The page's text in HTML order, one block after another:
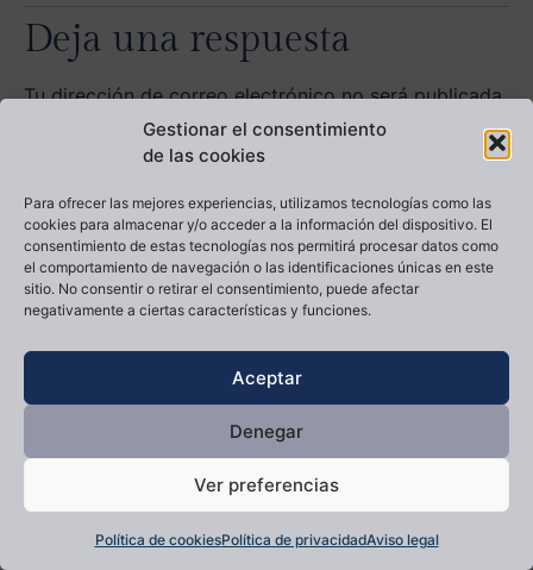
Gestionar el consentimiento
de las cookies
Para ofrecer las mejores experiencias, utilizamos tecnologías como las
cookies para almacenar y/o acceder a la información del dispositivo. El
consentimiento de estas tecnologías nos permitirá procesar datos como
el comportamiento de navegación o las identificaciones únicas en este
sitio. No consentir o retirar el consentimiento, puede afectar
negativamente a ciertas características y funciones.
Aceptar
Denegar
Ver preferencias
Política de cookiesPolítica de privacidadAviso legal
Deja una respuesta
Tu dirección de correo electrónico no será publicada.
Los campos obligatorios están marcados con